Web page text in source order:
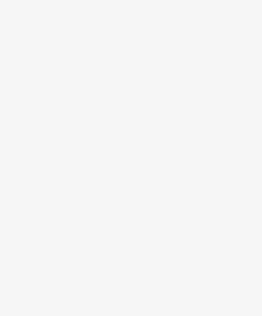
przez administratora lub przez
nie może już przetwarzać tych
praw i wolności osoby, której dane
danych osobowych (art. 6 ust. 1 lit a
którego dokonano na podstawie
Pani/Pana danych osobowych
albo jest wymogiem ustawowym lub